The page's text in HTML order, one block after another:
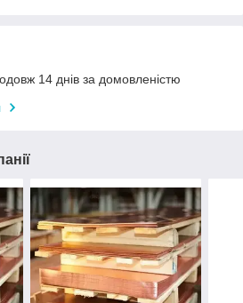
14 днів за домовленістю